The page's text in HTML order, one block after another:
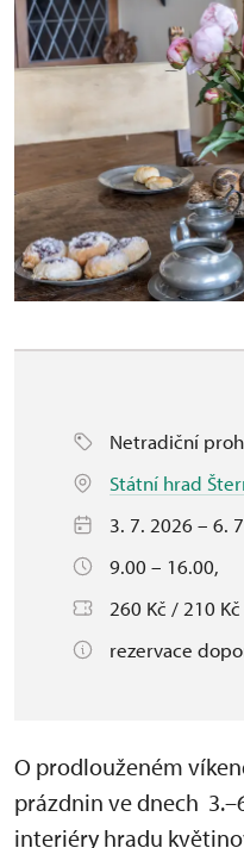
Netradiční
Státní hrad
3. 7. 2026 – 6.
9.00 – 16.00,
260 Kč / 210
rezervace
O prodlouženém
prázdnin ve dnech
interiéry hradu